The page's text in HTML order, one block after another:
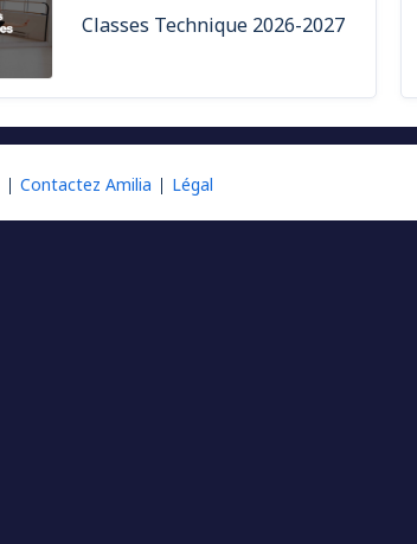
Classes Technique 2026-2027
Contactez Amilia Légal